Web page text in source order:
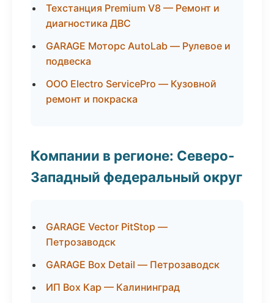
Техстанция Premium V8 — Ремонт и
диагностика ДВС
GARAGE Моторс AutoLab — Рулевое и
подвеска
ООО Electro ServicePro — Кузовной
ремонт и покраска
Компании в регионе: Северо-
Западный федеральный округ
GARAGE Vector PitStop —
Петрозаводск
GARAGE Box Detail — Петрозаводск
ИП Box Кар — Калининград